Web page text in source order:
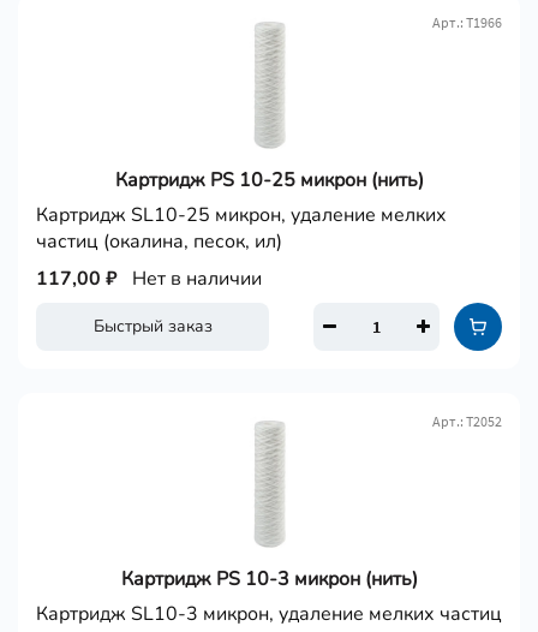
Картридж PS 10-25 микрон (нить)
Арт.: Т1966
Картридж SL10-25 микрон, удаление мелких
частиц (окалина, песок, ил)
Быстрый заказ
117,00 ₽ Нет в наличии
Картридж PS 10-3 микрон (нить)
Арт.: Т2052
Картридж SL10-3 микрон, удаление мелких частиц